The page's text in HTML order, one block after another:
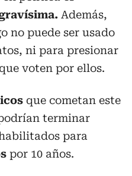
Además,
no puede ser usado
ni para presionar
voten por ellos.
que cometan este
terminar
para
por 10 años.